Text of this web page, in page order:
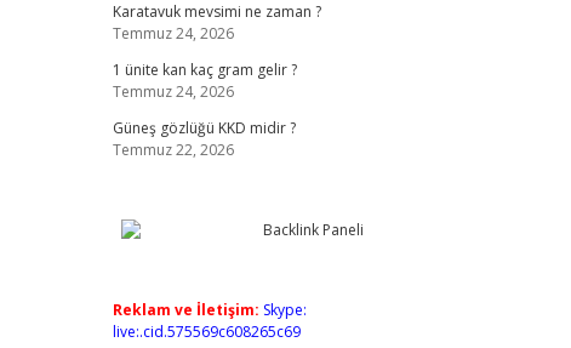
Karatavuk mevsimi ne zaman ?
Temmuz 24, 2026
1 ünite kan kaç gram gelir ?
Temmuz 24, 2026
Güneş gözlüğü KKD midir ?
Temmuz 22, 2026
Reklam ve İletişim: Skype:
live:.cid.575569c608265c69